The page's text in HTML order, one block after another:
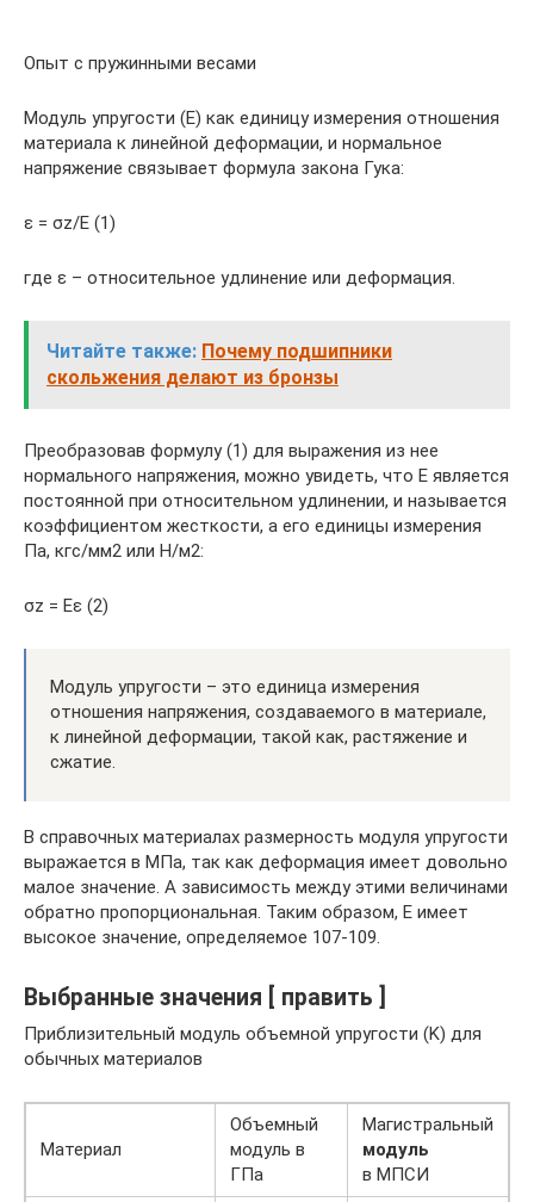
Опыт с пружинными весами
Модуль упругости (Е) как единицу измерения отношения
материала к линейной деформации, и нормальное
напряжение связывает формула закона Гука:
ε = σz/E (1)
где ε – относительное удлинение или деформация.
Читайте также: Почему подшипники
скольжения делают из бронзы
Преобразовав формулу (1) для выражения из нее
нормального напряжения, можно увидеть, что Е является
постоянной при относительном удлинении, и называется
коэффициентом жесткости, а его единицы измерения
Па, кгс/мм2 или Н/м2:
σz = Eε (2)
Модуль упругости – это единица измерения
отношения напряжения, создаваемого в материале,
к линейной деформации, такой как, растяжение и
сжатие.
В справочных материалах размерность модуля упругости
выражается в МПа, так как деформация имеет довольно
малое значение. А зависимость между этими величинами
обратно пропорциональная. Таким образом, Е имеет
высокое значение, определяемое 107-109.
Выбранные значения [ править ]
Приблизительный модуль объемной упругости (K) для
обычных материалов
Материал
Объемный
модуль в
ГПа
Магистральный
модуль
в МПСИ